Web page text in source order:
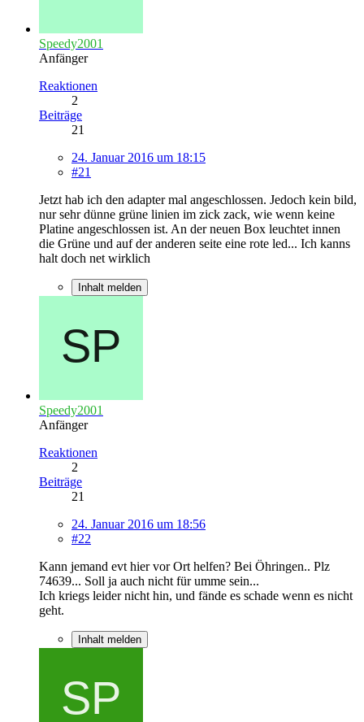
Speedy2001
Anfänger
Reaktionen
2
Beiträge
21
24. Januar 2016 um 18:15
#21
Jetzt hab ich den adapter mal angeschlossen. Jedoch kein bild,
nur sehr dünne grüne linien im zick zack, wie wenn keine
Platine angeschlossen ist. An der neuen Box leuchtet innen
die Grüne und auf der anderen seite eine rote led... Ich kanns
halt doch net wirklich
Inhalt melden
Speedy2001
Anfänger
Reaktionen
2
Beiträge
21
24. Januar 2016 um 18:56
#22
Kann jemand evt hier vor Ort helfen? Bei Öhringen.. Plz
74639... Soll ja auch nicht für umme sein...
Ich kriegs leider nicht hin, und fände es schade wenn es nicht
geht.
Inhalt melden